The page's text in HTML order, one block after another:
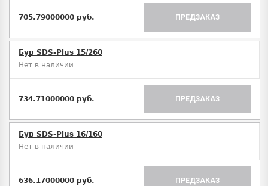
705.79000000 руб. ПРЕДЗАКАЗ
Бур SDS-Plus 15/260
Нет в наличии
734.71000000 руб. ПРЕДЗАКАЗ
Бур SDS-Plus 16/160
Нет в наличии
636.17000000 руб. ПРЕДЗАКАЗ